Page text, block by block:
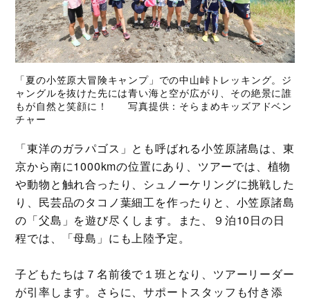
「夏の小笠原大冒険キャンプ」での中山峠トレッキング。ジ
ャングルを抜けた先には青い海と空が広がり、その絶景に誰
もが自然と笑顔に！ 写真提供：そらまめキッズアドベン
チャー
「東洋のガラパゴス」とも呼ばれる小笠原諸島は、東
京から南に1000kmの位置にあり、ツアーでは、植物
や動物と触れ合ったり、シュノーケリングに挑戦した
り、民芸品のタコノ葉細工を作ったりと、小笠原諸島
の「父島」を遊び尽くします。また、９泊10日の日
程では、「母島」にも上陸予定。
子どもたちは７名前後で１班となり、ツアーリーダー
が引率します。さらに、サポートスタッフも付き添